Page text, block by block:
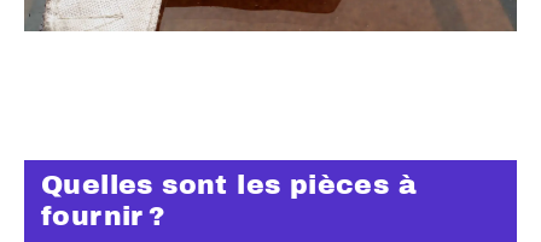
Quelles sont les pièces à
fournir ?